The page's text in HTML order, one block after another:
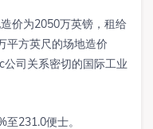
价为2050万英镑，租给
平方英尺的场地造价
司关系密切的国际工业
231.0便士。